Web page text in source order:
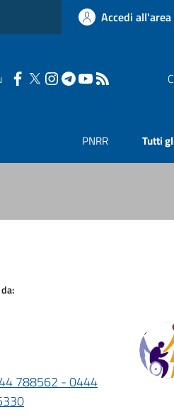
Accedi
PNRR Tutti
788562 - 0444